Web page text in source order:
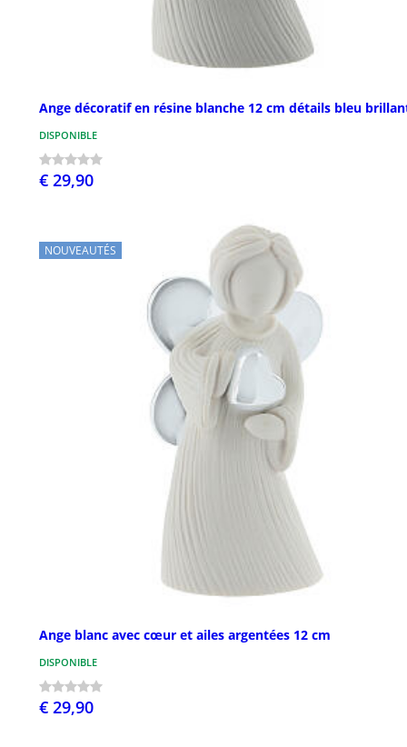
Ange décoratif en résine blanche 12 cm détails bleu
DISPONIBLE
€ 29,90
NOUVEAUTÉS
Ange blanc avec cœur et ailes argentées 12 cm
DISPONIBLE
€ 29,90